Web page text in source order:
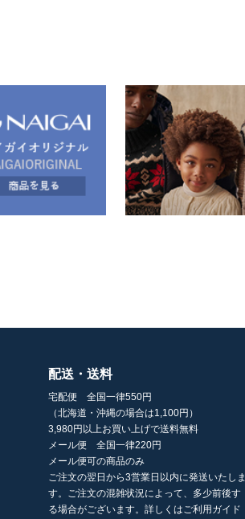
配送・送料
宅配便 全国一律550円
（北海道・沖縄の場合は1,100円）
3,980円以上お買い上げで送料無料
メール便 全国一律220円
メール便可の商品のみ
ご注文の翌日から3営業日以内に発送いたしま
す。ご注文の混雑状況によって、多少前後す
る場合がございます。詳しくはご利用ガイド